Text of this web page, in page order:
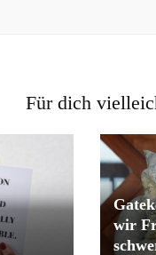
Für dich
wir